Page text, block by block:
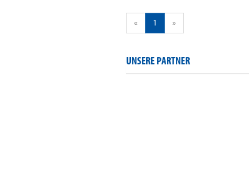
« 1 »
UNSERE PARTNER